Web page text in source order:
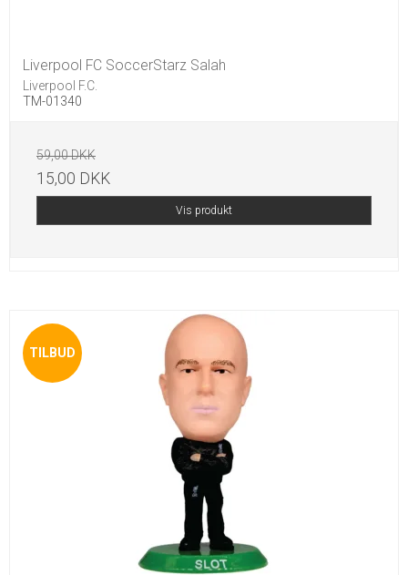
Liverpool FC SoccerStarz Salah
Liverpool F.C.
TM-01340
59,00 DKK
15,00 DKK
Vis produkt
TILBUD